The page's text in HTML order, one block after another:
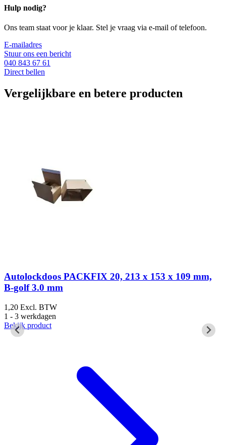
Hulp nodig?
Ons team staat voor je klaar. Stel je vraag via e-mail of telefoon.
E-mailadres
Stuur ons een bericht
040 843 67 61
Direct bellen
Vergelijkbare en betere producten
Autolockdoos PACKFIX 20, 213 x 153 x 109 mm,
B-golf 3.0 mm
1,20 Excl. BTW
1 - 3 werkdagen
Bekijk product